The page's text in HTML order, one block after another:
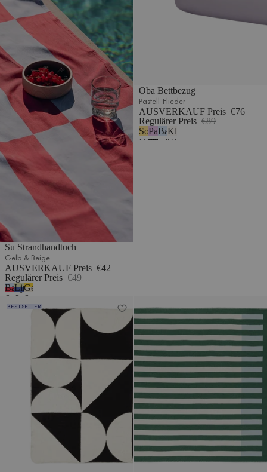
Su Strandhandtuch
Gelb & Beige
AUSVERKAUF Preis €42
Regulärer Preis €49
Babyblau
&
Rot
Limette
&
Blau
Gelb
&
Beige
Oba Bettbezug
Pastell-Flieder
AUSVERKAUF Preis €76
Regulärer Preis €89
Sonniges
Gelb
Pastell-
Flieder
Babyblau
Klassisches
Weiß
BESTSELLER